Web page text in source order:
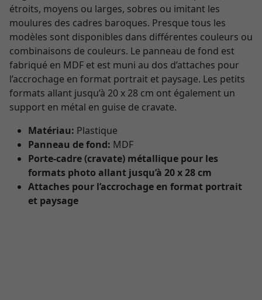
étroits, moyens ou larges, sobres ou imitant les
moulures des cadres baroques. Presque tous les
modèles sont disponibles dans différentes couleurs ou
combinaisons de couleurs. Le panneau de fond est
fabriqué en MDF et est muni au dos d’attaches pour
l’accrochage en format portrait et paysage. Les petits
formats allant jusqu’à 20 x 28 cm ont également un
support en métal en guise de cravate.
Matériau: Plastique
Panneau de fond: MDF
Porte-cadre (cravate) métallique pour les
formats photo allant jusqu’à 20 x 28 cm
Attaches pour l’accrochage en format portrait
et paysage